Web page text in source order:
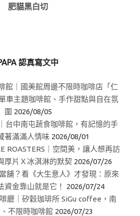
肥貓黑白切
認真寫文中
館｜國美館周邊不限時咖啡店「仁
車主題咖啡館、手作甜點與自在氛
圍 2026/08/05
台中南屯蔬食咖啡館，有記憶的手
著滿滿人情味 2026/08/01
ROASTERS｜空間美，讓人想再訪
厚片Ｘ冰淇淋的默契 2026/07/26
舖？看《大生意人》才發現：原來
資金靠山就是它！
2026/07/24
廳｜矽穀珈琲所 SiGu coffee，南
不限時咖啡館 2026/07/23